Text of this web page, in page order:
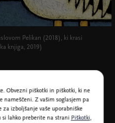
Pelikan (2018), ki krasi
knjiga, 2019)
KB)
Nalepke - barvna glava
(56,0 KB)
Obvezni piškotki in piškotki, ki ne
nameščeni. Z vašim soglasjem pa
izboljšanje vaše uporabniške
si lahko preberite na strani Piškotki,